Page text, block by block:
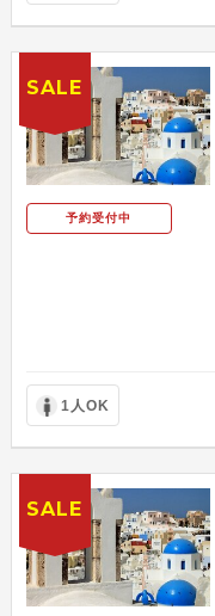
予約受付中
1人OK
SALE
SALE